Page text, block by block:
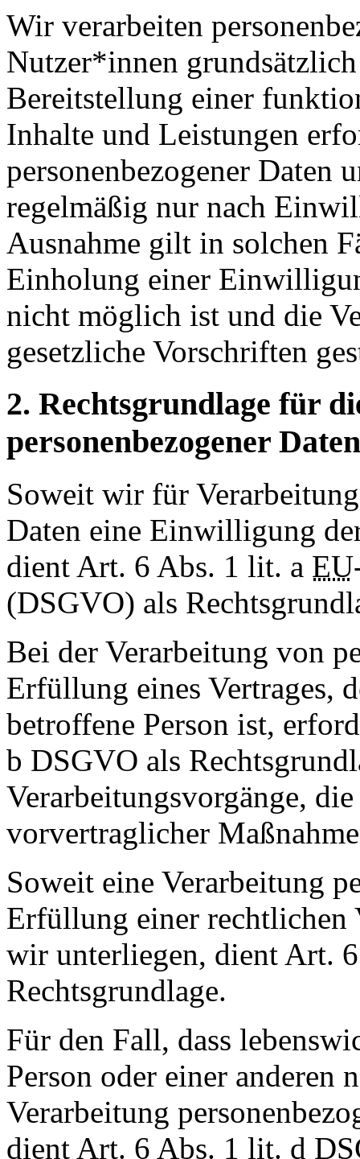
Wir verarbeiten
Nutzer*innen
Bereitstellung einer
Inhalte und Leistungen
personenbezogener Daten
regelmäßig nur nach
Ausnahme gilt in solchen
Einholung einer
nicht möglich ist und die
gesetzliche Vorschriften
2. Rechtsgrundlage für
personenbezogener Daten
Soweit wir für
Daten eine Einwilligung
dient Art. 6 Abs. 1 lit. a EU
(DSGVO) als
Bei der Verarbeitung von
Erfüllung eines Vertrages,
betroffene Person ist,
b DSGVO als
Verarbeitungsvorgänge,
vorvertraglicher
Soweit eine Verarbeitung
Erfüllung einer
wir unterliegen, dient Art.
Rechtsgrundlage.
Für den Fall, dass
Person oder einer anderen
Verarbeitung
dient Art. 6 Abs. 1 lit. d